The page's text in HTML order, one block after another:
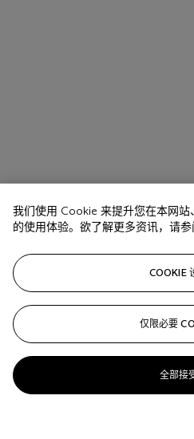
我们使用 Cookie 来提升您在本网
的使用体验。欲了解更多资讯，请
COOKIE
仅限必要
全部接